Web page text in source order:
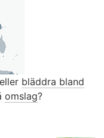
bläddra bland
omslag?